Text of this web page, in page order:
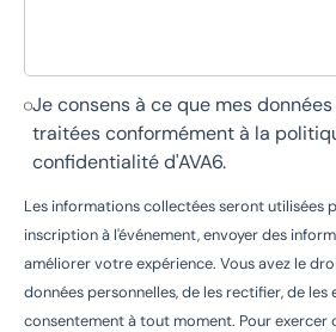
Je consens à ce que mes
traitées conformément à la
confidentialité d'AVA6.
Les informations collectées seront utilisées
inscription à l'événement, envoyer des
améliorer votre expérience. Vous avez le
données personnelles, de les rectifier, de
consentement à tout moment. Pour exercer